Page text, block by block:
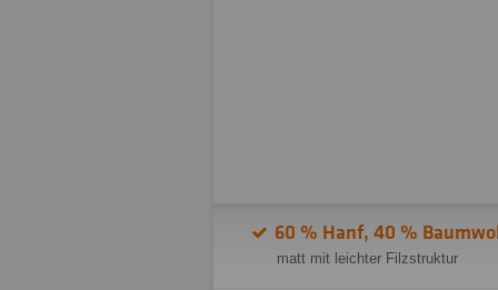
60 % Hanf, 40 %
matt mit leichter Filzstruktur